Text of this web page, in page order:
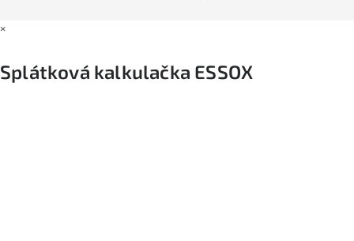
×
Splátková kalkulačka ESSOX